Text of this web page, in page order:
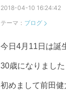
2018-04-10 16:24:42
テーマ： ブログ
今日4月11日は誕
30歳になりまし
初めまして前田